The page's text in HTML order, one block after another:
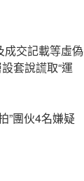
成交記載等虛偽
套說謊取“運
”團伙4名嫌疑